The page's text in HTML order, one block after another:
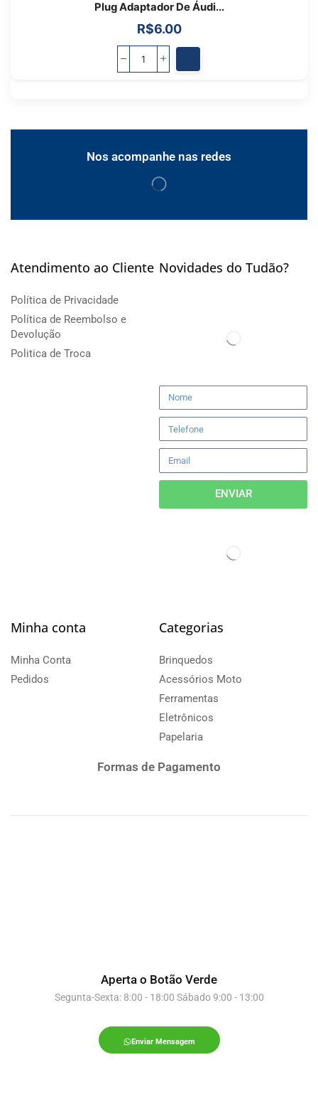
Plug Adaptador De Áudi...
R$6.00
Nos acompanhe nas redes
Atendimento ao Cliente
Política de Privacidade
Política de Reembolso e
Devolução
Politica de Troca
Novidades do Tudão?
ENVIAR
Minha conta
Minha Conta
Pedidos
Categorias
Brinquedos
Acessórios Moto
Ferramentas
Eletrônicos
Papelaria
Formas de Pagamento
Aperta o Botão Verde
Segunta-Sexta: 8:00 - 18:00 Sábado 9:00 - 13:00
Enviar Mensagem